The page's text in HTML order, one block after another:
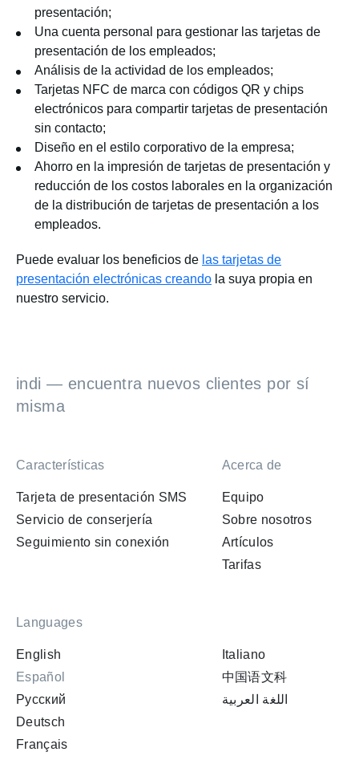
presentación;
Una cuenta personal para gestionar las tarjetas de
presentación de los empleados;
Análisis de la actividad de los empleados;
Tarjetas NFC de marca con códigos QR y chips
electrónicos para compartir tarjetas de presentación
sin contacto;
Diseño en el estilo corporativo de la empresa;
Ahorro en la impresión de tarjetas de presentación y
reducción de los costos laborales en la organización
de la distribución de tarjetas de presentación a los
empleados.
Puede evaluar los beneficios de las tarjetas de
presentación electrónicas creando la suya propia en
nuestro servicio.
indi — encuentra nuevos clientes por sí
misma
Características
Tarjeta de presentación SMS
Servicio de conserjería
Seguimiento sin conexión
Acerca de
Equipo
Sobre nosotros
Artículos
Tarifas
Languages
English
Español
Русский
Deutsch
Français
Italiano
中国语文科
اللغة العربية